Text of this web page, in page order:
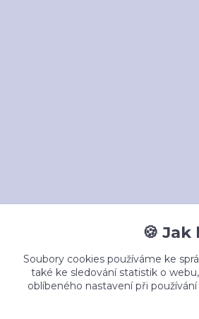
🍪
Soubory cookies používáme ke
také ke sledování statistik o
oblíbeného nastavení při